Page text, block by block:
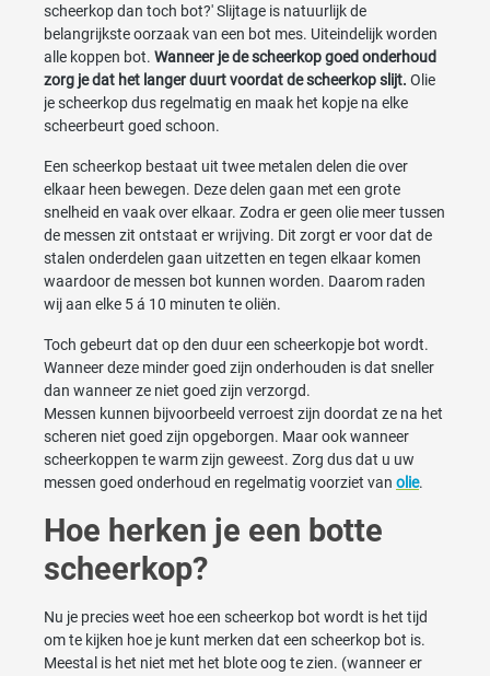
scheerkop dan toch bot?' Slijtage is natuurlijk de
belangrijkste oorzaak van een bot mes. Uiteindelijk worden
alle koppen bot. Wanneer je de scheerkop goed onderhoud
zorg je dat het langer duurt voordat de scheerkop slijt. Olie
je scheerkop dus regelmatig en maak het kopje na elke
scheerbeurt goed schoon.
Een scheerkop bestaat uit twee metalen delen die over
elkaar heen bewegen. Deze delen gaan met een grote
snelheid en vaak over elkaar. Zodra er geen olie meer tussen
de messen zit ontstaat er wrijving. Dit zorgt er voor dat de
stalen onderdelen gaan uitzetten en tegen elkaar komen
waardoor de messen bot kunnen worden. Daarom raden
wij aan elke 5 á 10 minuten te oliën.
Toch gebeurt dat op den duur een scheerkopje bot wordt.
Wanneer deze minder goed zijn onderhouden is dat sneller
dan wanneer ze niet goed zijn verzorgd.
Messen kunnen bijvoorbeeld verroest zijn doordat ze na het
scheren niet goed zijn opgeborgen. Maar ook wanneer
scheerkoppen te warm zijn geweest. Zorg dus dat u uw
messen goed onderhoud en regelmatig voorziet van olie.
Hoe herken je een botte
scheerkop?
Nu je precies weet hoe een scheerkop bot wordt is het tijd
om te kijken hoe je kunt merken dat een scheerkop bot is.
Meestal is het niet met het blote oog te zien. (wanneer er